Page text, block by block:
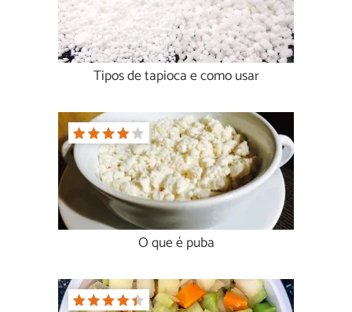
Tipos de tapioca e como usar
O que é puba